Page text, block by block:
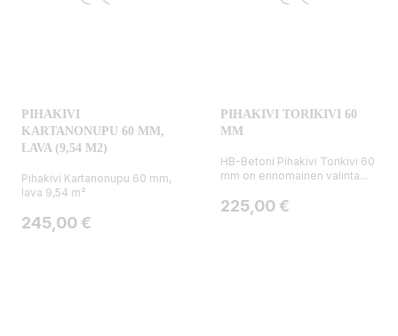
PIHAKIVI
KARTANONUPU 60 MM,
LAVA (9,54 M2)
Pihakivi Kartanonupu 60 mm,
lava 9,54 m²
Hinta
245,00 €
PIHAKIVI TORIKIVI 60
MM
HB-Betoni Pihakivi Torikivi 60
mm on erinomainen valinta...
Hinta
225,00 €